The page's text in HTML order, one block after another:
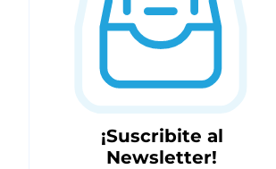
¡Suscribite al
Newsletter!